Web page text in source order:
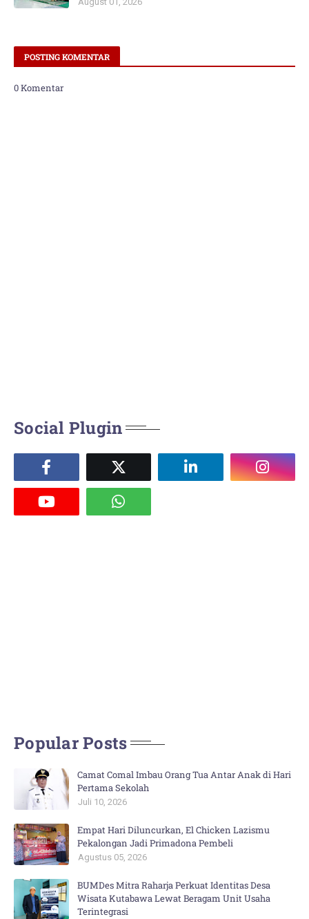
POSTING KOMENTAR
0 Komentar
Social Plugin
Popular Posts
Camat Comal Imbau Orang Tua Antar Anak di Hari
Pertama Sekolah
Juli 10, 2026
Empat Hari Diluncurkan, El Chicken Lazismu
Pekalongan Jadi Primadona Pembeli
Agustus 05, 2026
BUMDes Mitra Raharja Perkuat Identitas Desa
Wisata Kutabawa Lewat Beragam Unit Usaha
Terintegrasi